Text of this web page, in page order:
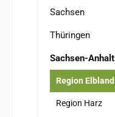
Sachsen
Thüringen
Sachsen-Anhalt
Region Elbland
Region Harz